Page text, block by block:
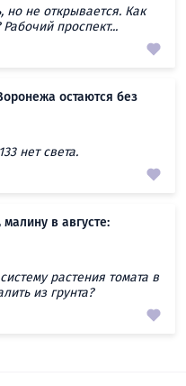
не открывается. Как
проспект...
остаются без
нет света.
в августе:
растения томата в
из грунта?